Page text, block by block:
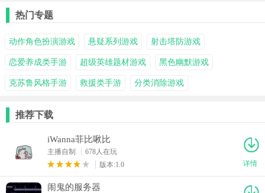
热门专题
动作角色扮演游戏 悬疑系列游戏 射击塔防游戏
恋爱养成类手游 超级英雄题材游戏 黑色幽默游戏
克苏鲁风格手游 救援类手游 分类消除游戏
推荐下载
iWanna菲比啾比
主播自制
678人在玩
版本:1.0
详情
闹鬼的服务器